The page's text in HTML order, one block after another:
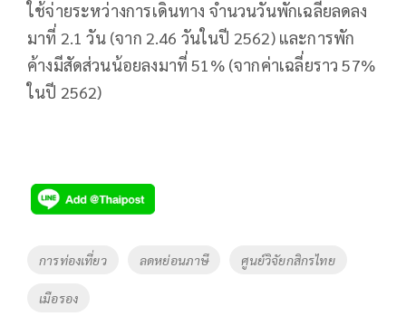
ใช้จ่ายระหว่างการเดินทาง จำนวนวันพักเฉลี่ยลดลง
มาที่ 2.1 วัน (จาก 2.46 วันในปี 2562) และการพัก
ค้างมีสัดส่วนน้อยลงมาที่ 51% (จากค่าเฉลี่ยราว 57%
ในปี 2562)
Tags
การท่องเที่ยว ลดหย่อนภาษี ศูนย์วิจัยกสิกรไทย
เมือรอง